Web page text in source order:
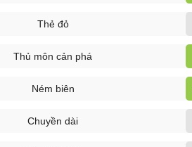
Thẻ đỏ
Thủ môn cản phá
Ném biên
Chuyền dài